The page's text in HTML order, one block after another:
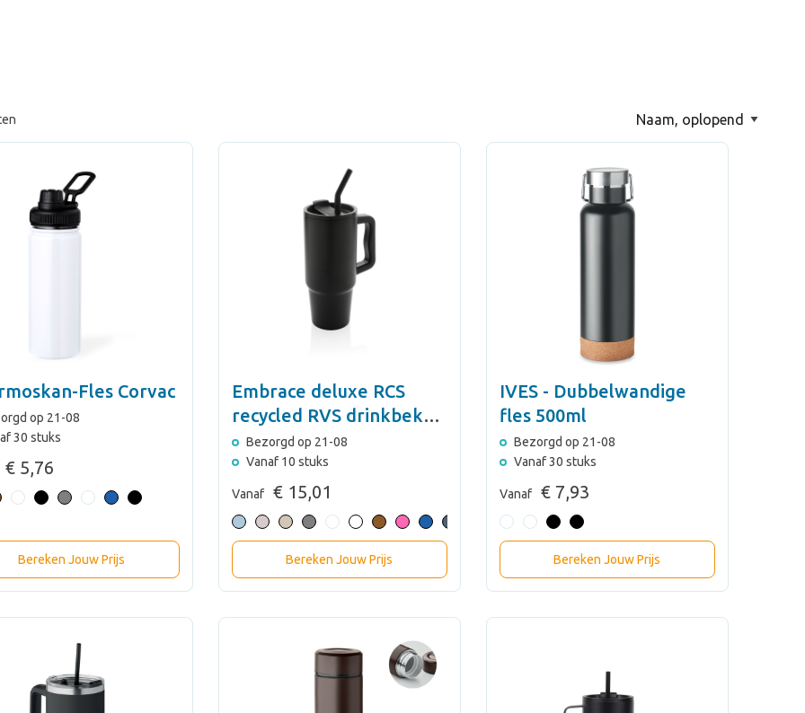
Fles Corvac
op 21-08
30 stuks
€ 5,76
Bereken Jouw Prijs
Embrace deluxe RCS
recycled RVS drinkbeker
900ml
Bezorgd op 21-08
Vanaf 10 stuks
Vanaf € 15,01
Bereken Jouw Prijs
IVES - Dubbelwandige
fles 500ml
Bezorgd op 21-08
Vanaf 30 stuks
Vanaf € 7,93
Bereken Jouw Prijs